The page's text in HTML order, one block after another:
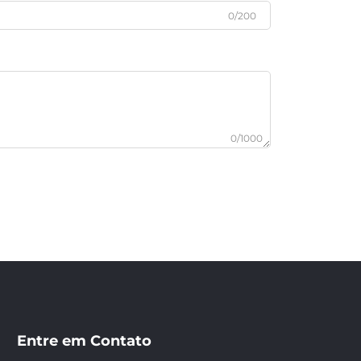
0/200
0/1000
Entre em Contato